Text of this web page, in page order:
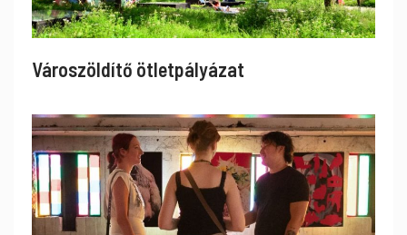
Városzöldítő ötletpályázat